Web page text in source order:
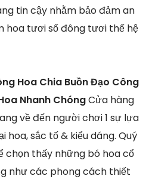
tin cậy nhằm bảo đảm an
hoa tươi số đông tươi thế hệ
Hoa Chia Buồn Đạo Công
Nhanh ChóngCửa hàng
về đến người chơi 1 sự lựa
hoa, sắc tố & kiểu dáng. Quý
chọn thấy những bó hoa cổ
như các phong cách thiết